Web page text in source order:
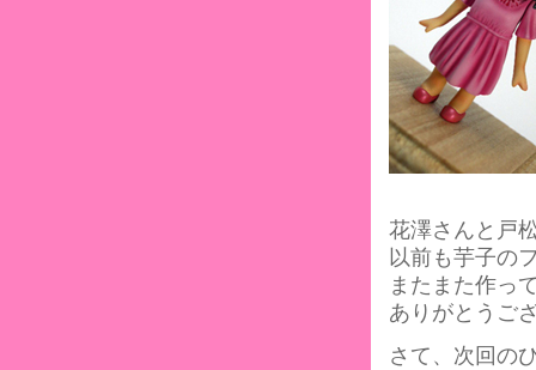
花澤さんと戸
以前も芋子の
またまた作っ
ありがとうご
さて、次回の